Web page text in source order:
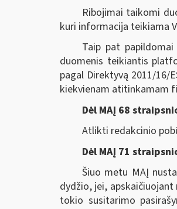
Ribojimai taikomi
kuri informacija teikiama
Taip pat
duomenis teikiantis
pagal Direktyvą 2011/16/
kiekvienam atitinkamam
Dėl MAĮ 68
Atlikti redakcinio
Dėl MAĮ 71
Šiuo metu MAĮ
dydžio, jei,
tokio susitarimo